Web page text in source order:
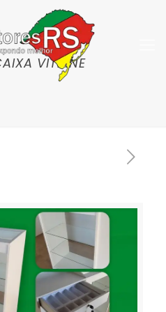
VITRINE